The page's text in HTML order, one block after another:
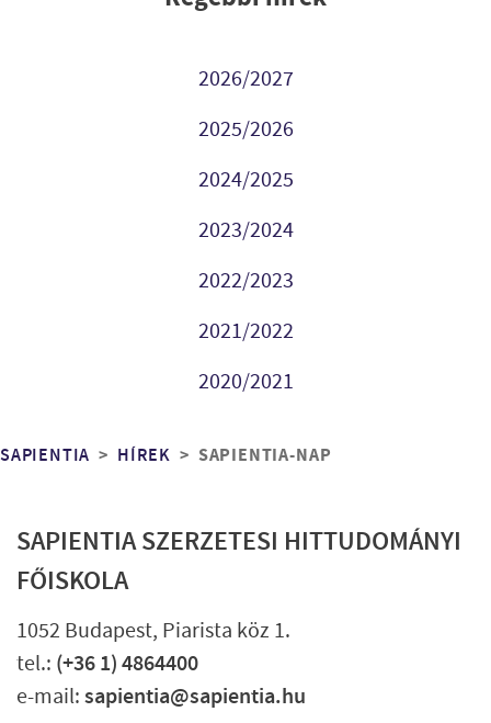
2026/2027
2025/2026
2024/2025
2023/2024
2022/2023
2021/2022
2020/2021
Morzsa
SAPIENTIA HÍREK SAPIENTIA-NAP
SAPIENTIA SZERZETESI HITTUDOMÁNYI
FŐISKOLA
1052 Budapest, Piarista köz 1.
tel.: (+36 1) 4864400
e-mail:sapientia@sapientia.hu